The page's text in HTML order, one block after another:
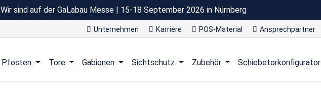
Wir sind auf der GaLabau Messe | 15-18 September 2026 in Nürnberg
Unternehmen Karriere POS-Material Ansprechpartner
Pfosten Tore Gabionen Sichtschutz Zubehör Schiebetorkonfigurator